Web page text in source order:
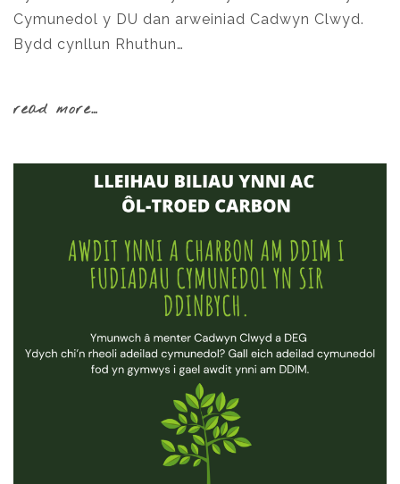
Cymunedol y DU dan arweiniad Cadwyn Clwyd.
Bydd cynllun Rhuthun…
read more…